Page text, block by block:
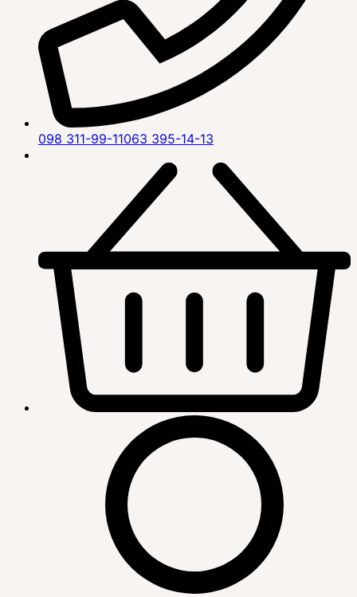
098 311-99-11063 395-14-13